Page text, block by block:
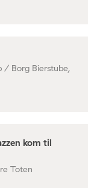
/ Borg Bierstube,
kom til
Toten